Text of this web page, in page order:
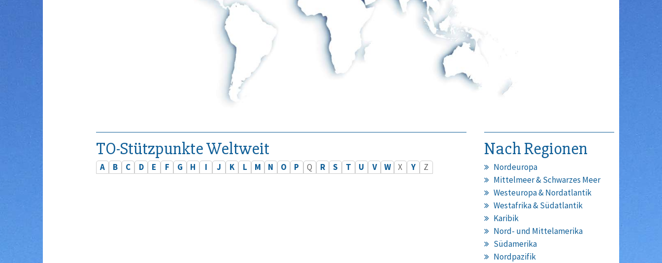
TO-Stützpunkte Weltweit
A B C D E F G H I J K L M N O P Q R S T U V W X Y Z
Nach Regionen
Nordeuropa
Mittelmeer & Schwarzes Meer
Westeuropa & Nordatlantik
Westafrika & Südatlantik
Karibik
Nord- und Mittelamerika
Südamerika
Nordpazifik